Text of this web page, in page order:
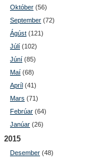
Október (56)
September (72)
Ágúst (121)
Júlí (102)
Júní (85)
Maí (68)
Apríl (41)
Mars (71)
Febrúar (64)
Janúar (26)
2015
Desember (48)